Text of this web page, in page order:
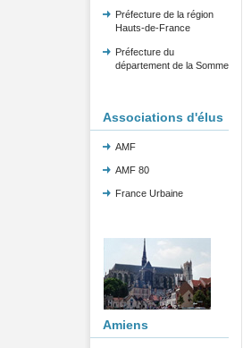
Préfecture de la région
Hauts-de-France
Préfecture du
département de la Somme
Associations d'élus
AMF
AMF 80
France Urbaine
Amiens